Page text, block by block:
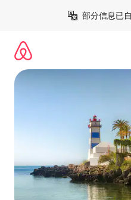
部分信息已